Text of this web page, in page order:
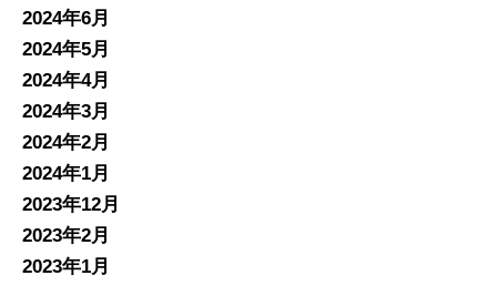
2024年6月
2024年5月
2024年4月
2024年3月
2024年2月
2024年1月
2023年12月
2023年2月
2023年1月